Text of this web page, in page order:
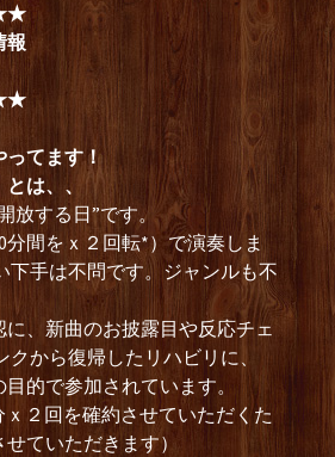
報
ってます！
は、、
放する日”です。
分間をｘ２回転*）で演奏しま
下手は不問です。ジャンルも不
、新曲のお披露目や反応チェ
クから復帰したリハビリに、
的で参加されています。
ｘ２回を確約させていただくた
ていただきます）